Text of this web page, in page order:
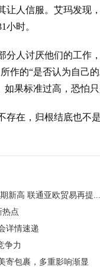
让人信服。艾玛发现
小时。
人讨厌他们的工作
作的“是否认为自己
果标准过高，恐怕
在，归根结底也不
新高 联通亚欧贸易再提...
热点​
详情速递
争力
寄包裹，多重影响渐显